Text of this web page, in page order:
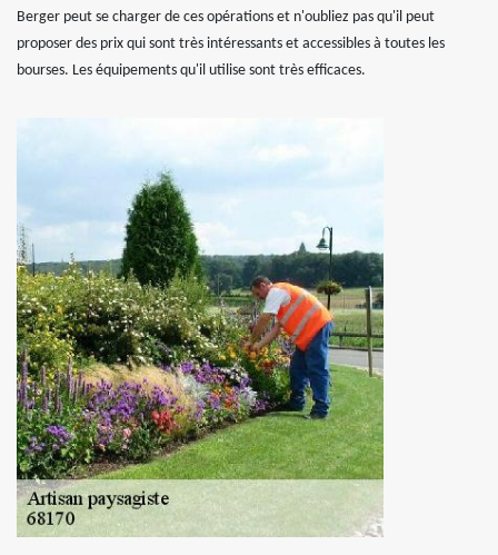
Berger peut se charger de ces opérations et n'oubliez pas qu'il peut
proposer des prix qui sont très intéressants et accessibles à toutes les
bourses. Les équipements qu'il utilise sont très efficaces.